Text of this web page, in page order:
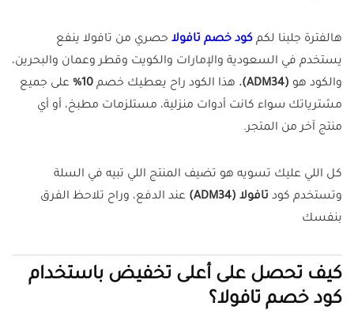
هالفترة جلبنا لكم كود خصم تافولا حصري من تافولا ينفع
يستخدم في السعودية والإمارات والكويت وقطر وعمان والبحرين،
والكود هو (ADM34). هذا الكود راح يعطيك خصم 10%
على جميع
مشترياتك سواء كانت أدوات منزلية، مستلزمات مطبخ، أو أي
منتج آخر من المتجر.
كل اللي عليك تسويه هو تضيف المنتج اللي تبيه في السلة
وتستخدم كود تافولا (ADM34)
عند الدفع، وراح تلاحظ الفرق
بنفسك
كيف تحصل على أعلى تخفيض باستخدام
كود خصم تافولا؟